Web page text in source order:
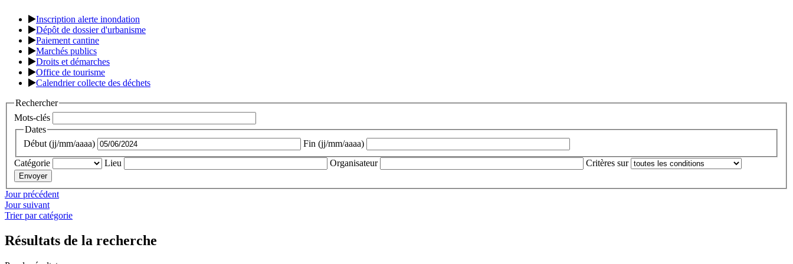
Inscription alerte inondation
Dépôt de dossier d'urbanisme
Paiement cantine
Marchés publics
Droits et démarches
Office de tourisme
Calendrier collecte des déchets
Rechercher
Mots-clés
Dates
Début (jj/mm/aaaa)
Fin (jj/mm/aaaa)
Catégorie
Lieu Organisateur Critères sur
Jour précédent
Jour suivant
Trier par catégorie
Résultats de la recherche